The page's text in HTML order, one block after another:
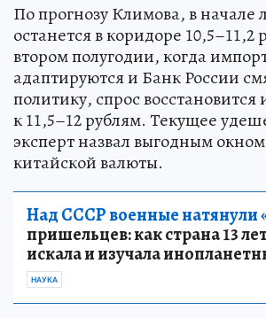
По прогнозу Климова, в начале
останется в коридоре 10,5–11,2
втором полугодии, когда
адаптируются и Банк России
политику, спрос восстановится
к 11,5–12 рублям. Текущее
эксперт назвал выгодным
китайской валюты.
Над СССР военные натянули
пришельцев: как страна 13
искала и изучала
НАУКА